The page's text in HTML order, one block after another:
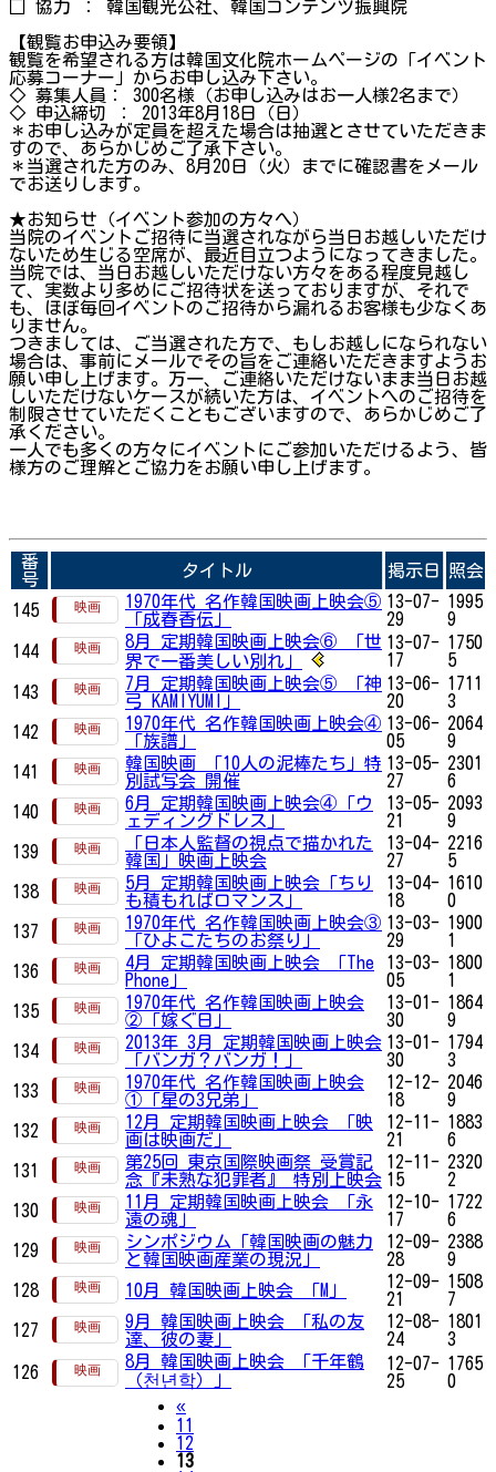
□ 協力 ： 韓国観光公社、韓国コンテンツ振興院
【観覧お申込み要領】
観覧を希望される方は韓国文化院ホームページの「イベント
応募コーナー」からお申し込み下さい。
◇ 募集人員： 300名様（お申し込みはお一人様2名まで）
◇ 申込締切 ： 2013年8月18日（日）
＊お申し込みが定員を超えた場合は抽選とさせていただきま
すので、あらかじめご了承下さい。
＊当選された方のみ、8月20日（火）までに確認書をメール
でお送りします。
★お知らせ（イベント参加の方々へ）
当院のイベントご招待に当選されながら当日お越しいただけ
ないため生じる空席が、最近目立つようになってきました。
当院では、当日お越しいただけない方々をある程度見越し
て、実数より多めにご招待状を送っておりますが、それで
も、ほぼ毎回イベントのご招待から漏れるお客様も少なくあ
りません。
つきましては、ご当選された方で、もしお越しになられない
場合は、事前にメールでその旨をご連絡いただきますようお
願い申し上げます。万一、ご連絡いただけないまま当日お越
しいただけないケースが続いた方は、イベントへのご招待を
制限させていただくこともございますので、あらかじめご了
承ください。
一人でも多くの方々にイベントにご参加いただけるよう、皆
様方のご理解とご協力をお願い申し上げます。
番
号
タイトル 掲示日 照会
145
1970年代 名作韓国映画上映会⑤
「成春香伝」
13-07-
29
1995
9
144
8月 定期韓国映画上映会⑥ 「世
界で一番美しい別れ」
13-07-
17
1750
5
143
7月 定期韓国映画上映会⑤ 「神
弓 KAMIYUMI」
13-06-
20
1711
3
142
1970年代 名作韓国映画上映会④
「族譜」
13-06-
05
2064
9
141
韓国映画 「10人の泥棒たち」特
別試写会 開催
13-05-
27
2301
6
140
6月 定期韓国映画上映会④「ウ
ェディングドレス」
13-05-
21
2093
9
139
「日本人監督の視点で描かれた
韓国」映画上映会
13-04-
27
2216
5
138
5月 定期韓国映画上映会「ちり
も積もればロマンス」
13-04-
18
1610
0
137
1970年代 名作韓国映画上映会③
「ひよこたちのお祭り」
13-03-
29
1900
1
136
4月 定期韓国映画上映会 「The
Phone」
13-03-
05
1800
1
135
1970年代 名作韓国映画上映会
②「嫁ぐ日」
13-01-
30
1864
9
134
2013年 3月 定期韓国映画上映会
「バンガ？バンガ！」
13-01-
30
1794
3
133
1970年代 名作韓国映画上映会
①「星の3兄弟」
12-12-
18
2046
9
132
12月 定期韓国映画上映会 「映
画は映画だ」
12-11-
21
1883
6
131
第25回 東京国際映画祭 受賞記
念『未熟な犯罪者』 特別上映会
12-11-
15
2320
2
130
11月 定期韓国映画上映会 「永
遠の魂」
12-10-
17
1722
6
129
シンポジウム「韓国映画の魅力
と韓国映画産業の現況」
12-09-
28
2388
9
128
10月 韓国映画上映会 「M」
12-09-
21
1508
7
127
9月 韓国映画上映会 「私の友
達、彼の妻」
12-08-
24
1801
3
126
8月 韓国映画上映会 「千年鶴
（천년학）」
12-07-
25
1765
0
«Previous
11
12
13